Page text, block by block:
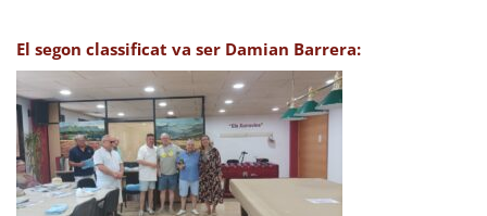
El segon classificat va ser Damian Barrera: